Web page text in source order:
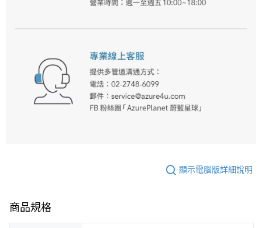
顯示電腦版詳細說明
商品規格